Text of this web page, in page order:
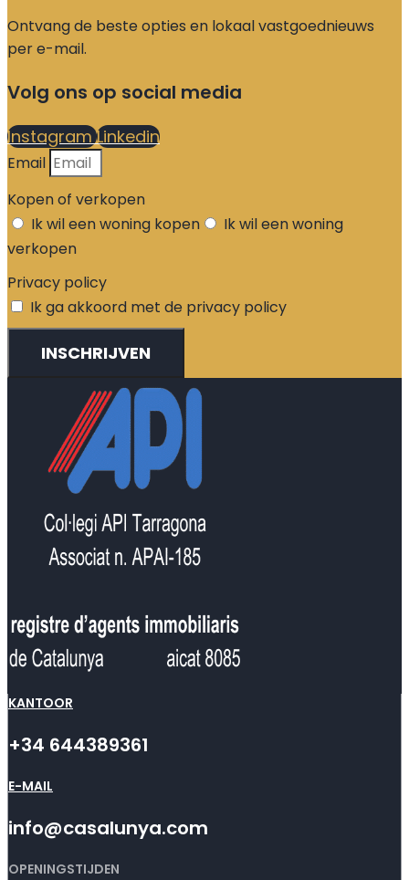
Ontvang de beste opties en lokaal vastgoednieuws
per e-mail.
Volg ons op social media
Instagram Linkedin
Email
Kopen of verkopen
Ik wil een woning kopen
Ik wil een woning
verkopen
Privacy policy
Ik ga akkoord met de privacy policy
INSCHRIJVEN
KANTOOR
+34 644389361
E-MAIL
info@casalunya.com
OPENINGSTIJDEN